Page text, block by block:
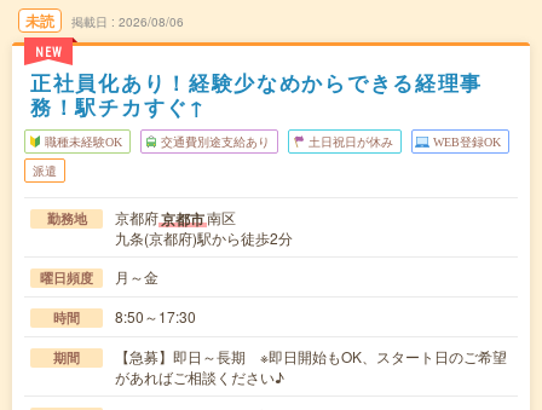
未読
NEW
掲載日 2026/08/06
正社員化あり！経験少なめからできる経理事
務！駅チカすぐ↑
職種未経験OK 交通費別途支給あり 土日祝日が休み WEB登録OK
派遣
勤務地 京都府京都市南区
九条(京都府)駅から徒歩2分
曜日頻度 月～金
時間 8:50～17:30
期間
【急募】即日～長期 ※即日開始もOK、スタート日のご希望
があればご相談ください♪